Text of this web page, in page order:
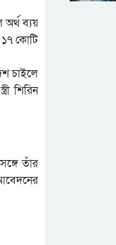
ব্যয়
কোটি
চাইলে
শিরিন
তাঁর